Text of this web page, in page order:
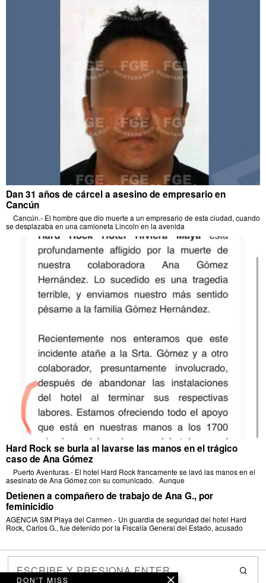
Dan 31 años de cárcel a asesino de empresario en
Cancún
Cancún.- El hombre que dio muerte a un empresario de esta ciudad, cuando
se desplazaba en una camioneta Lincoln en la avenida
Hard Rock se burla al lavarse las manos en el trágico
caso de Ana Gómez
Puerto Aventuras.- El hotel Hard Rock francamente se lavó las manos en el
asesinato de Ana Gómez con su comunicado. Aunque
Detienen a compañero de trabajo de Ana G., por
feminicidio
AGENCIA SIM Playa del Carmen.- Un guardia de seguridad del hotel Hard
Rock, Carlos G., fue detenido por la Fiscalía General del Estado, acusado
DON'T MISS